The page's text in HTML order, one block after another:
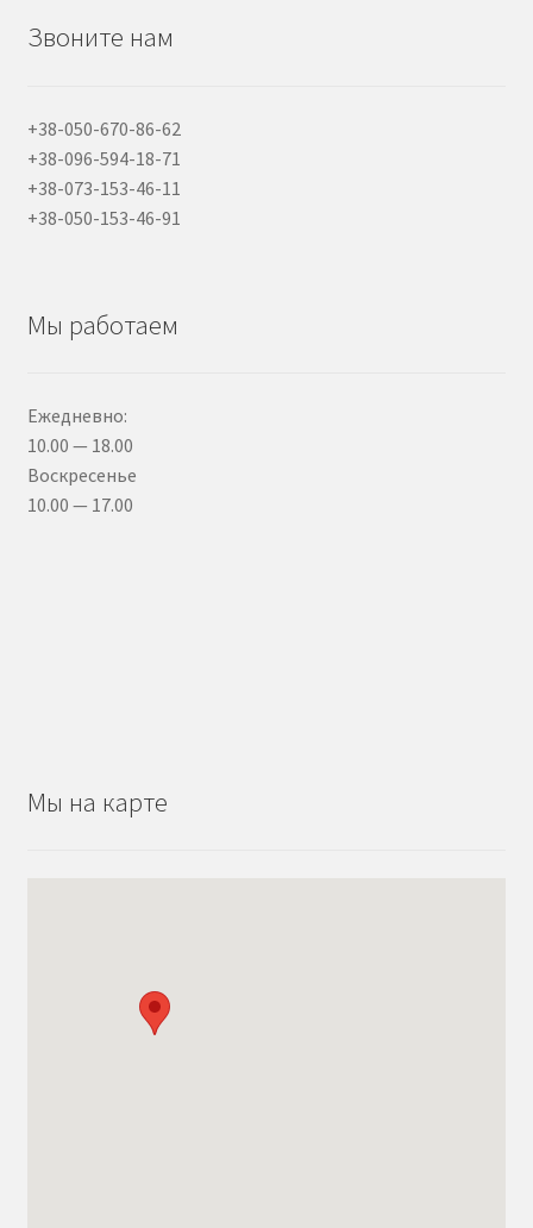
Звоните нам
+38-050-670-86-62
+38-096-594-18-71
+38-073-153-46-11
+38-050-153-46-91
Мы работаем
Ежедневно:
10.00 — 18.00
Воскресенье
10.00 — 17.00
Мы на карте